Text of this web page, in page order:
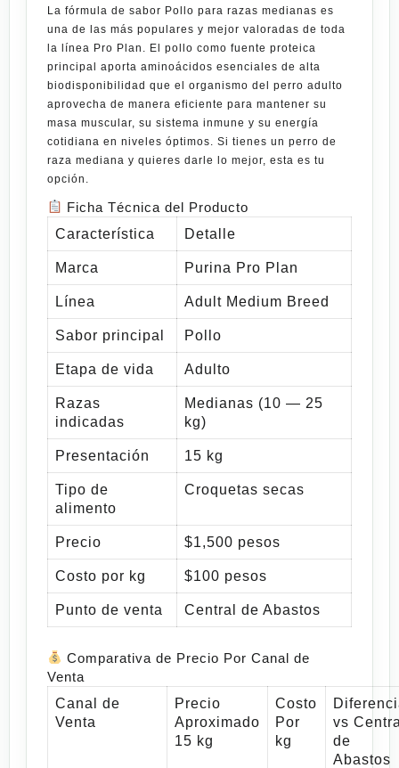
La fórmula de sabor Pollo para razas medianas es
una de las más populares y mejor valoradas de toda
la línea Pro Plan. El pollo como fuente proteica
principal aporta aminoácidos esenciales de alta
biodisponibilidad que el organismo del perro adulto
aprovecha de manera eficiente para mantener su
masa muscular, su sistema inmune y su energía
cotidiana en niveles óptimos. Si tienes un perro de
raza mediana y quieres darle lo mejor, esta es tu
opción.
Ficha Técnica del Producto
Característica
Detalle
Marca Purina Pro Plan
Línea Adult Medium Breed
Sabor principal Pollo
Etapa de vida Adulto
Razas
indicadas
Medianas (10 — 25
kg)
Presentación 15 kg
Tipo de
alimento
Croquetas secas
Precio $1,500 pesos
Costo por kg $100 pesos
Punto de venta Central de Abastos
Comparativa de Precio Por Canal de
Venta
Canal de
Venta
Precio
Aproximado
15 kg
Costo
Por
kg
vs
de
Abastos